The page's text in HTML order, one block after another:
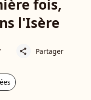
fois,
l'Isère
share Partager